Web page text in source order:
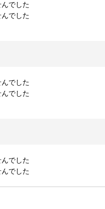
でした
でした
でした
でした
でした
でした